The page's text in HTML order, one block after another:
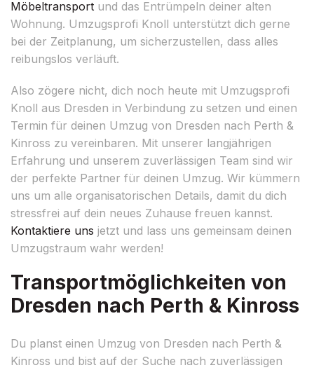
Möbeltransport und das Entrümpeln deiner alten
Wohnung. Umzugsprofi Knoll unterstützt dich gerne
bei der Zeitplanung, um sicherzustellen, dass alles
reibungslos verläuft.
Also zögere nicht, dich noch heute mit Umzugsprofi
Knoll aus Dresden in Verbindung zu setzen und einen
Termin für deinen Umzug von Dresden nach Perth &
Kinross zu vereinbaren. Mit unserer langjährigen
Erfahrung und unserem zuverlässigen Team sind wir
der perfekte Partner für deinen Umzug. Wir kümmern
uns um alle organisatorischen Details, damit du dich
stressfrei auf dein neues Zuhause freuen kannst.
Kontaktiere uns jetzt und lass uns gemeinsam deinen
Umzugstraum wahr werden!
Transportmöglichkeiten von
Dresden nach Perth & Kinross
Du planst einen Umzug von Dresden nach Perth &
Kinross und bist auf der Suche nach zuverlässigen